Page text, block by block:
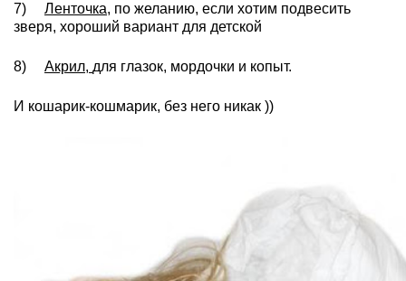
7) Ленточка, по желанию, если хотим подвесить
зверя, хороший вариант для детской
8) Акрил, для глазок, мордочки и копыт.
И кошарик-кошмарик, без него никак ))